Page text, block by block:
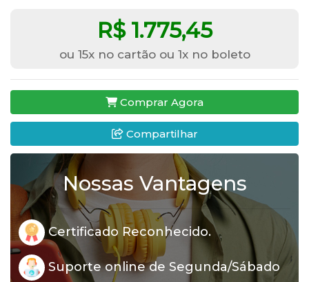
R$ 1.775,45
ou 15x no cartão ou 1x no boleto
Comprar Agora
Compartilhar
Nossas Vantagens
Certificado Reconhecido.
Suporte online de Segunda/Sábado